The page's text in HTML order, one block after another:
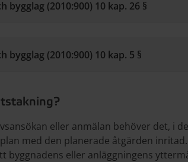
bygglag (2010:900) 10 kap. 26 §
bygglag (2010:900) 10 kap. 5 §
eller anmälan behöver det, i
med den planerade åtgärden
byggnadens eller anläggningens